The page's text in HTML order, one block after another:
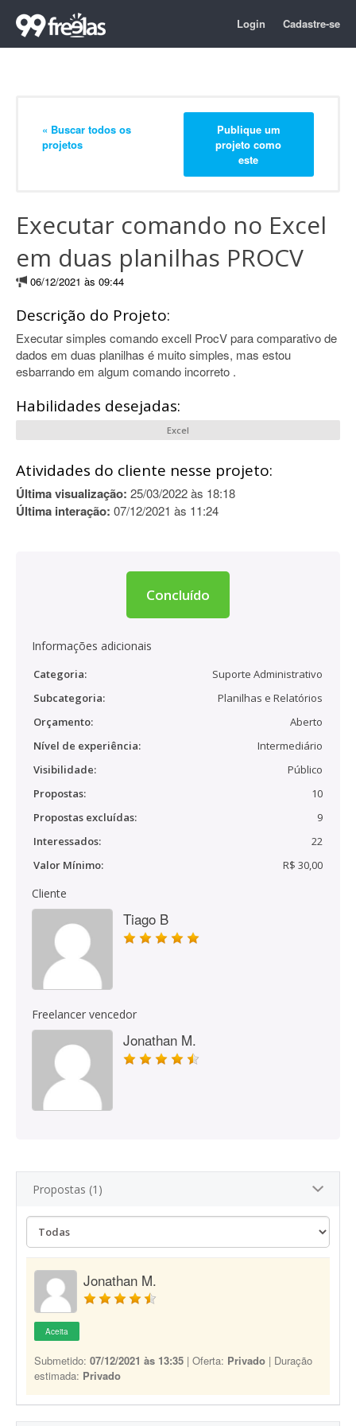
Login Cadastre-se
« Buscar todos os
projetos
Publique um
projeto como
este
Executar comando no Excel
em duas planilhas PROCV
06/12/2021 às 09:44
Descrição do Projeto:
Executar simples comando excell ProcV para comparativo de
dados em duas planilhas é muito simples, mas estou
esbarrando em algum comando incorreto .
Habilidades desejadas:
Excel
Atividades do cliente nesse projeto:
Última visualização: 25/03/2022 às 18:18
Última interação: 07/12/2021 às 11:24
Concluído
Informações adicionais
Categoria:
Suporte Administrativo
Subcategoria:
Planilhas e Relatórios
Orçamento:
Aberto
Nível de experiência:
Intermediário
Visibilidade:
Público
Propostas:
10
Propostas excluídas:
9
Interessados:
22
Valor Mínimo:
R$ 30,00
Cliente
Tiago B
Freelancer vencedor
Jonathan M.
Propostas (1)
Jonathan M.
Aceita
Submetido: 07/12/2021 às 13:35 | Oferta: Privado | Duração
estimada: Privado